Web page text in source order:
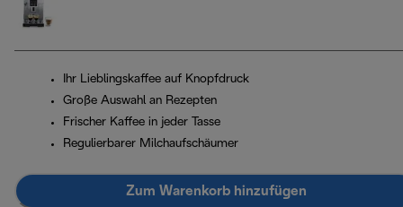
Ihr Lieblingskaffee auf Knopfdruck
Große Auswahl an Rezepten
Frischer Kaffee in jeder Tasse
Regulierbarer Milchaufschäumer
Zum Warenkorb hinzufügen